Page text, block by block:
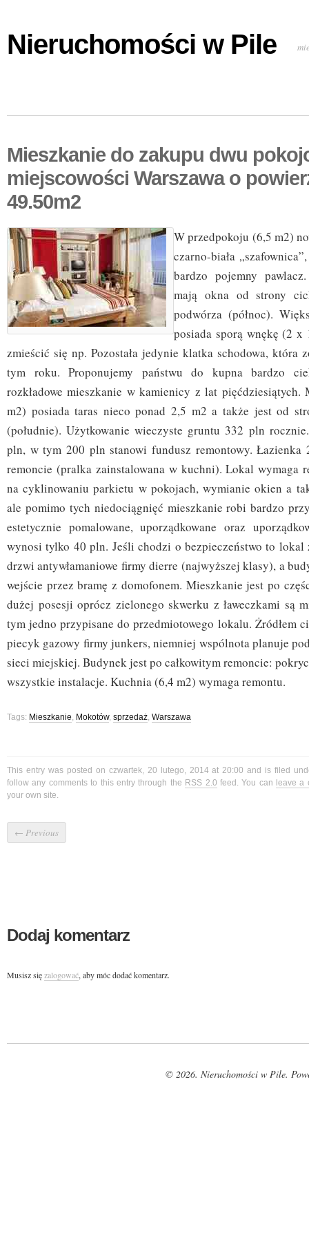
Nieruchomości w Pile
Mieszkanie do zakupu dwu
miejscowości Warszawa o
49.50m2
W przedpokoju (6,5 m2)
czarno-biała
bardzo pojemny
mają okna od strony
podwórza (północ).
posiada sporą wnękę (2
zmieścić się np. Pozostała jedynie klatka schodowa, która
tym roku. Proponujemy państwu do kupna bardzo
rozkładowe mieszkanie w kamienicy z lat
m2) posiada taras nieco ponad 2,5 m2 a także jest od
(południe). Użytkowanie wieczyste gruntu 332 pln
pln, w tym 200 pln stanowi fundusz remontowy.
remoncie (pralka zainstalowana w kuchni). Lokal wymaga
na cyklinowaniu parkietu w pokojach, wymianie okien a
ale pomimo tych niedociągnięć mieszkanie robi bardzo
estetycznie pomalowane, uporządkowane oraz
wynosi tylko 40 pln. Jeśli chodzi o bezpieczeństwo to lokal
drzwi antywłamaniowe firmy dierre (najwyższej klasy), a
wejście przez bramę z domofonem. Mieszkanie jest po
dużej posesji oprócz zielonego skwerku z ławeczkami są
tym jedno przypisane do przedmiotowego lokalu. Żródłem
piecyk gazowy firmy junkers, niemniej wspólnota planuje
sieci miejskiej. Budynek jest po całkowitym remoncie:
wszystkie instalacje. Kuchnia (6,4 m2) wymaga remontu.
Tags: Mieszkanie, Mokotów, sprzedaż, Warszawa
This entry was posted on czwartek, 20 lutego, 2014 at 20:00 and is filed
follow any comments to this entry through the RSS 2.0 feed. You can leave a
your own site.
← Previous
Dodaj komentarz
Musisz sięzalogować, aby móc dodać komentarz.
© 2026. Nieruchomości w Pile.